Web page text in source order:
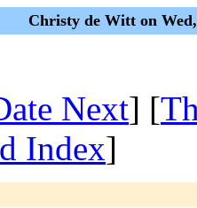
Christy de Witt on Wed,
Next] [
Index]